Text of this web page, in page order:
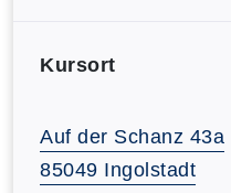
Kursort
Auf der Schanz 43a
85049 Ingolstadt